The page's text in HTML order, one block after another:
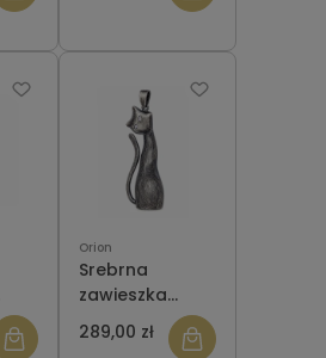
PAZUR
Orion
Srebrna
zawieszka
ORZA023 KOT
289,00 zł